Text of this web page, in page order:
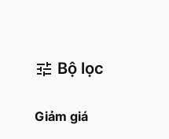
Bộ lọc
Giảm giá